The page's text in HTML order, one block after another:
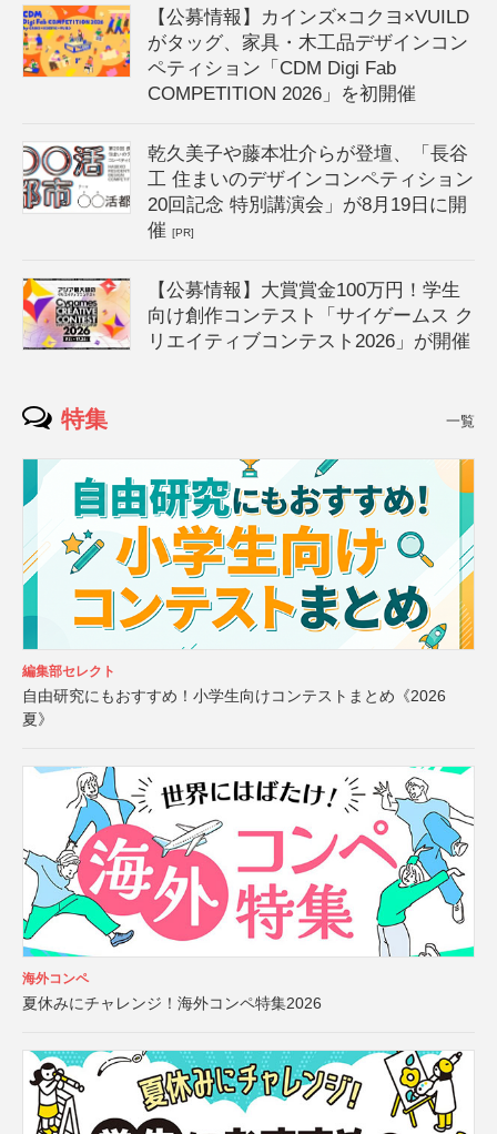
【公募情報】カインズ×コクヨ×VUILD
がタッグ、家具・木工品デザインコン
ペティション「CDM Digi Fab
COMPETITION 2026」を初開催
乾久美子や藤本壮介らが登壇、「長谷
工 住まいのデザインコンペティション
20回記念 特別講演会」が8月19日に開
催[PR]
【公募情報】大賞賞金100万円！学生
向け創作コンテスト「サイゲームス ク
リエイティブコンテスト2026」が開催
特集 一覧
編集部セレクト
自由研究にもおすすめ！小学生向けコンテストまとめ《2026
夏》
海外コンペ
夏休みにチャレンジ！海外コンペ特集2026